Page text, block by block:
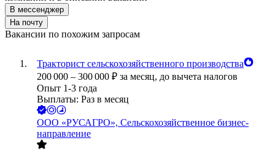
В мессенджер
На почту
Вакансии по похожим запросам
Тракторист сельскохозяйственного производства
200 000 – 300 000 ₽ за месяц, до вычета налогов
Опыт 1-3 года
Выплаты: Раз в месяц
ООО «РУСАГРО», Сельскохозяйственное бизнес-
направление